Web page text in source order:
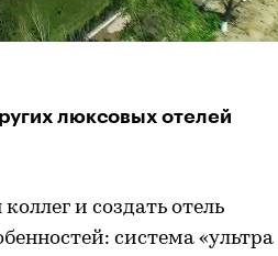
люксовых отелей
и создать отель
система «ультра